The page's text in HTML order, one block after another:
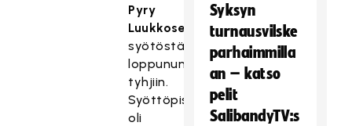
Pyry
Luukkosen
syötöstä
loppunumerot
tyhjiin.
Syöttöpiste
oli
Syksyn
turnausvilske
parhaimmilla
an – katso
pelit
SalibandyTV:s